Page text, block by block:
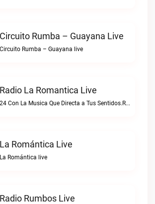
Circuito Rumba – Guayana Live
Circuito Rumba – Guayana live
Radio La Romantica Live
24 Con La Musica Que Directa a Tus Sentidos.Radio La Romantica live
La Romántica Live
La Romántica live
Radio Rumbos Live